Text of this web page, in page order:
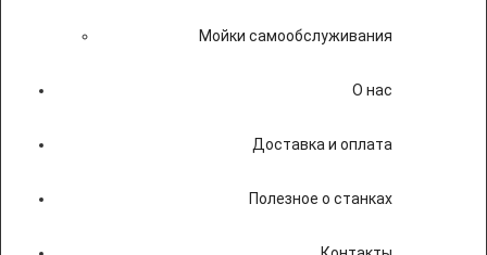
Мойки самообслуживания
О нас
Доставка и оплата
Полезное о станках